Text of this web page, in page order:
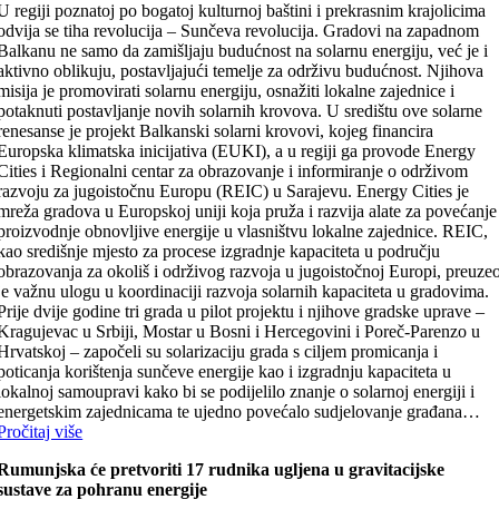
regiji poznatoj po bogatoj kulturnoj baštini i prekrasnim krajolicima
se tiha revolucija – Sunčeva revolucija. Gradovi na zapadnom
ne samo da zamišljaju budućnost na solarnu energiju, već je i
oblikuju, postavljajući temelje za održivu budućnost. Njihova
je promovirati solarnu energiju, osnažiti lokalne zajednice i
postavljanje novih solarnih krovova. U središtu ove solarne
je projekt Balkanski solarni krovovi, kojeg financira
klimatska inicijativa (EUKI), a u regiji ga provode Energy
i Regionalni centar za obrazovanje i informiranje o održivom
za jugoistočnu Europu (REIC) u Sarajevu. Energy Cities je
gradova u Europskoj uniji koja pruža i razvija alate za povećanje
obnovljive energije u vlasništvu lokalne zajednice. REIC,
središnje mjesto za procese izgradnje kapaciteta u području
za okoliš i održivog razvoja u jugoistočnoj Europi,
važnu ulogu u koordinaciji razvoja solarnih kapaciteta u gradovima.
dvije godine tri grada u pilot projektu i njihove gradske uprave –
u Srbiji, Mostar u Bosni i Hercegovini i Poreč-Parenzo u
– započeli su solarizaciju grada s ciljem promicanja i
korištenja sunčeve energije kao i izgradnju kapaciteta u
samoupravi kako bi se podijelilo znanje o solarnoj energiji i
zajednicama te ujedno povećalo sudjelovanje građana…
više
će pretvoriti 17 rudnika ugljena u gravitacijske
za pohranu energije